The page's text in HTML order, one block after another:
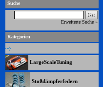
Suche
Erweiterte Suche »
Kategorien
LargeScaleTuning
Stoßdämpferfedern